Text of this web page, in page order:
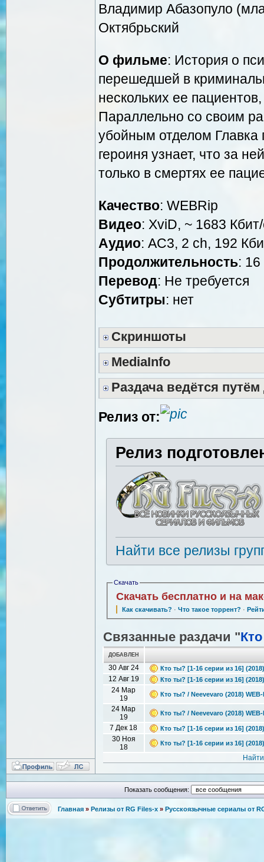
Владимир Абазопуло
Октябрьский
О фильме: История о
перешедшей в
нескольких ее
Параллельно со своим
убойным отделом Главка
героиня узнает, что за
только в смертях ее
Качество: WEBRip
Видео: XviD, ~ 1683
Аудио: AC3, 2 ch, 192
Продолжительность:
Перевод: Не требуется
Cубтитры: нет
Скриншоты
MediaInfo
Раздача ведётся
Релиз от:
Релиз
Найти все релизы
Скачать
Скачать бесплатно и на
Как скачивать? · Что такое торрент? ·
Связанные раздачи "
ДОБАВЛЕН
30 Авг 24 Кто ты? [1-16 серии из 16]
12 Авг 19 Кто ты? [1-16 серии из 16]
24 Мар
19
Кто ты? / Neevevaro (2018)
24 Мар
19
Кто ты? / Neevevaro (2018)
7 Дек 18 Кто ты? [1-16 серии из 16]
30 Ноя
18
Кто ты? [1-16 серии из 16]
Показать сообщения:
Главная » Релизы от RG Files-x » Русскоязычные сериалы от